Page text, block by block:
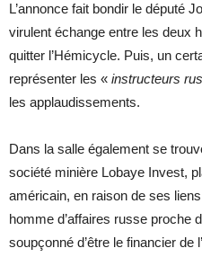
L’annonce fait bondir le député
virulent échange entre les deux
quitter l’Hémicycle. Puis, un
représenter les « instructeurs
les applaudissements.
Dans la salle également se
société minière Lobaye Invest,
américain, en raison de ses
homme d’affaires russe proche
soupçonné d’être le financier de